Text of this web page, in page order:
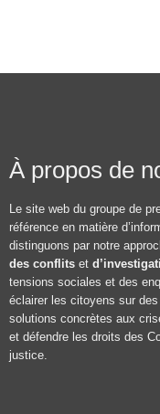
À propos de
Le site web du groupe de
référence en matière
distinguons par notre
des conflits et
tensions sociales et des
éclairer les citoyens sur
solutions concrètes aux
et défendre les droits des
justice.